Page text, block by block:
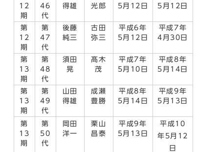
12
期
46
代
得雄
光郎
5月12日
5月12日
第
12
期
第
47
代
後藤
純三
古田
弥三
平成6年
5月12日
平成7年
4月30日
第
13
期
第
48
代
須田
晃
髙木
茂
平成7年
5月10日
平成8年
5月14日
第
13
期
第
49
代
山田
得雄
成瀬
豊勝
平成8年
5月14日
平成9年
5月13日
第
13
期
第
50
代
岡田
洋一
栗山
昌泰
平成9年
5月13日
平成10
年5月12
日